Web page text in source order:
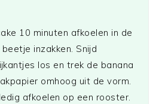
10 minuten afkoelen in de
inzakken. Snijd
los en trek de banana
omhoog uit de vorm.
afkoelen op een rooster.